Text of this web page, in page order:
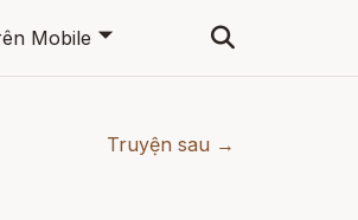
Mobile 🞃
Truyện sau →